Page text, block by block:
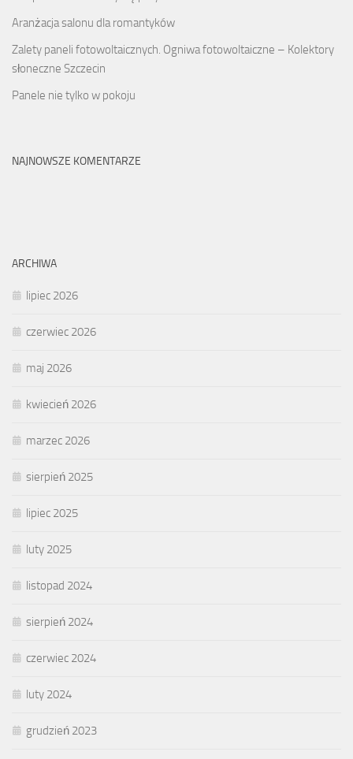
Aranżacja salonu dla romantyków
Zalety paneli fotowoltaicznych. Ogniwa fotowoltaiczne – Kolektory
słoneczne Szczecin
Panele nie tylko w pokoju
NAJNOWSZE KOMENTARZE
ARCHIWA
lipiec 2026
czerwiec 2026
maj 2026
kwiecień 2026
marzec 2026
sierpień 2025
lipiec 2025
luty 2025
listopad 2024
sierpień 2024
czerwiec 2024
luty 2024
grudzień 2023